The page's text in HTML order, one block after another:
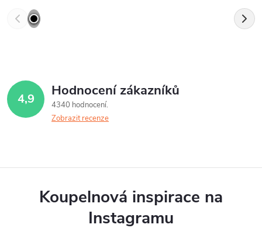
4,9 Hodnocení zákazníků
4340 hodnocení
Zobrazit recenze
Koupelnová inspirace na
Instagramu